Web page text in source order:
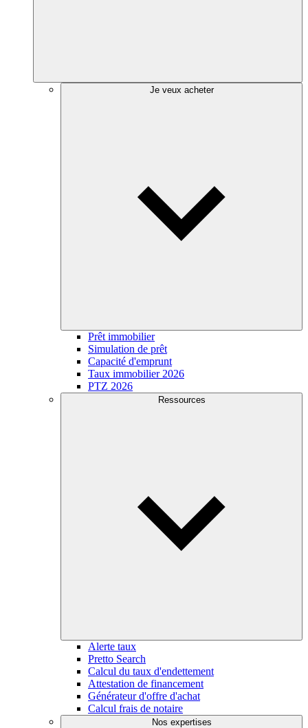
Je veux acheter
Prêt immobilier
Simulation de prêt
Capacité d'emprunt
Taux immobilier 2026
PTZ 2026
Ressources
Alerte taux
Pretto Search
Calcul du taux d'endettement
Attestation de financement
Générateur d'offre d'achat
Calcul frais de notaire
Nos expertises